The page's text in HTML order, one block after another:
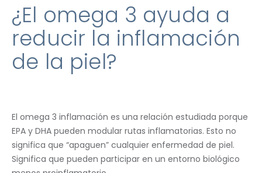
¿El omega 3 ayuda a
reducir la inflamación
de la piel?
El omega 3 inflamación es una relación estudiada porque
EPA y DHA pueden modular rutas inflamatorias. Esto no
significa que “apaguen” cualquier enfermedad de piel.
Significa que pueden participar en un entorno biológico